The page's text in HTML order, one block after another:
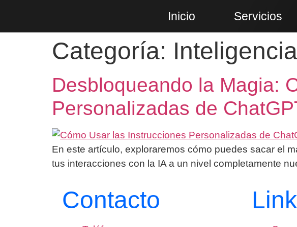
Inicio Servicios
Categoría:
Desbloqueando la Magia:
Personalizadas de
En este artículo, exploraremos cómo puedes sacar el
tus interacciones con la IA a un nivel completamente
Contacto